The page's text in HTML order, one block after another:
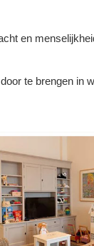
en
te brengen in